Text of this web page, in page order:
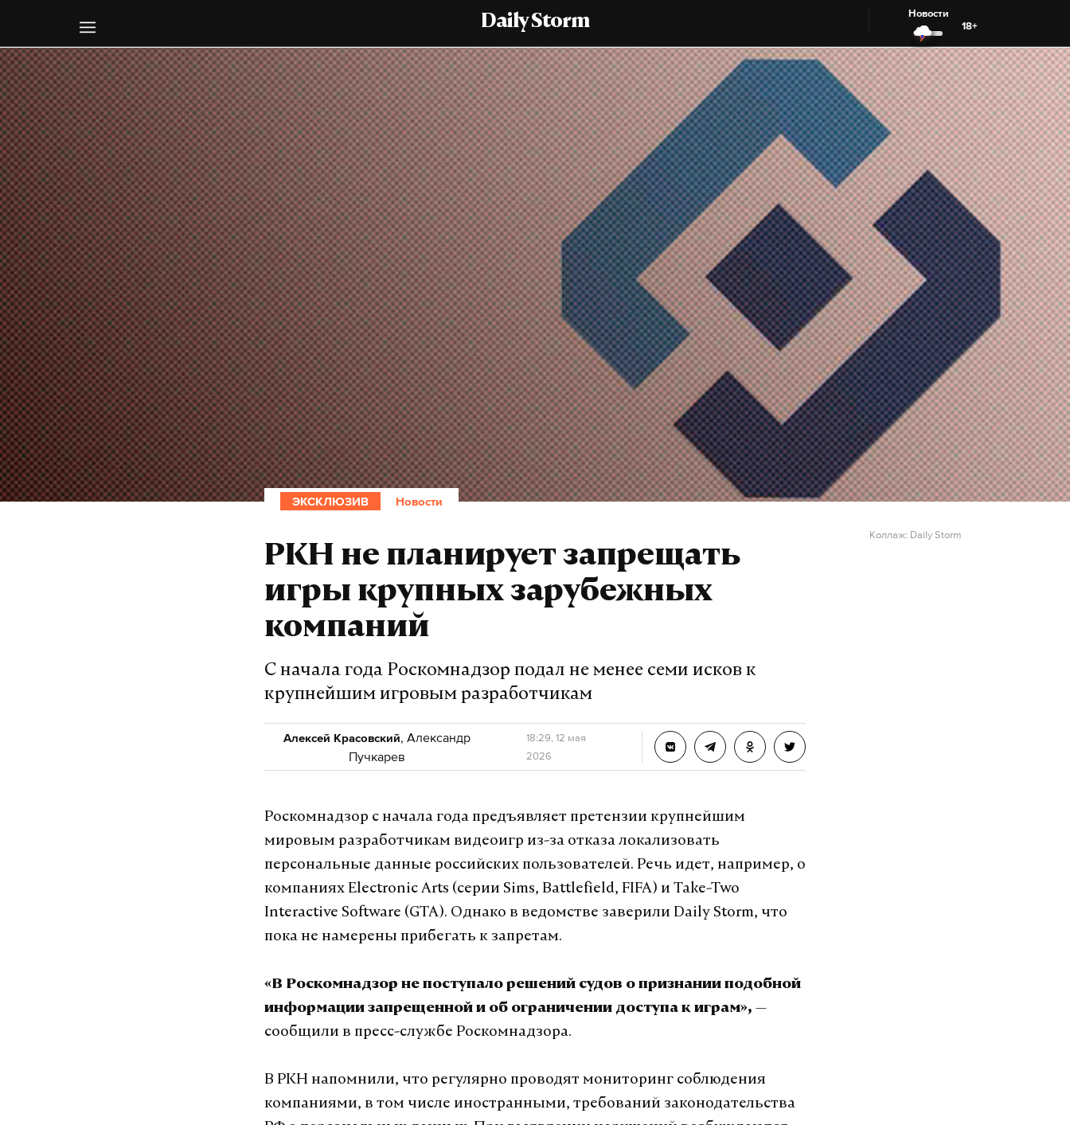
Daily Storm
Новости
18+
ЭКСКЛЮЗИВ Новости
РКН не планирует запрещать
игры крупных зарубежных
компаний
С начала года Роскомнадзор подал не менее семи исков к
крупнейшим игровым разработчикам
Алексей Красовский, Александр
Пучкарев
18:29, 12 мая
2026
Коллаж: Daily Storm
Роскомнадзор с начала года предъявляет претензии крупнейшим
мировым разработчикам видеоигр из-за отказа локализовать
персональные данные российских пользователей. Речь идет, например, о
компаниях Electronic Arts (серии Sims, Battlefield, FIFA) и Take-Two
Interactive Software (GTA). Однако в ведомстве заверили Daily Storm, что
пока не намерены прибегать к запретам.
«В Роскомнадзор не поступало решений судов о признании подобной
информации запрещенной и об ограничении доступа к играм», —
сообщили в пресс-службе Роскомнадзора.
В РКН напомнили, что регулярно проводят мониторинг соблюдения
компаниями, в том числе иностранными, требований законодательства